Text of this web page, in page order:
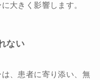
大きく影響します。
ない
、患者に寄り添い、無